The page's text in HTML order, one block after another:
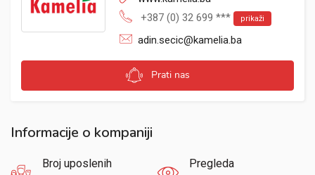
+387 (0) 32 699 ***
prikaži
adin.secic@kamelia.ba
Prati nas
Informacije o kompaniji
Broj uposlenih Pregleda